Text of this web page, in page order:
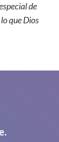
de
que Dios